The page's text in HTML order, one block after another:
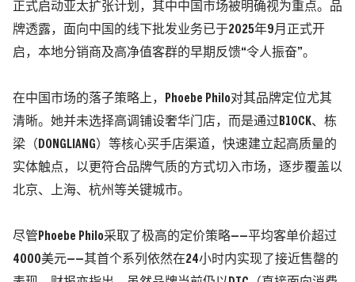
正式启动亚太扩张计划，其中中国市场被明确视为重点。 品
牌透露，面向中国的线下批发业务已于2025年9月正式开
启，本地分销商及高净值客群的早期反馈“令人振奋”。
在中国市场的落子策略上，Phoebe Philo对其品牌定位尤其
清晰。她并未选择高调铺设奢华门店，而是通过B1OCK、栋
梁 （DONGLIANG） 等核心买手店渠道，快速建立起高质量的
实体触点，以更符合品牌气质的方式切入市场，逐步覆盖以
北京、上海、杭州等关键城市。
尽管Phoebe Philo采取了极高的定价策略——平均客单价超过
4000美元——其首个系列依然在24小时内实现了接近售罄的